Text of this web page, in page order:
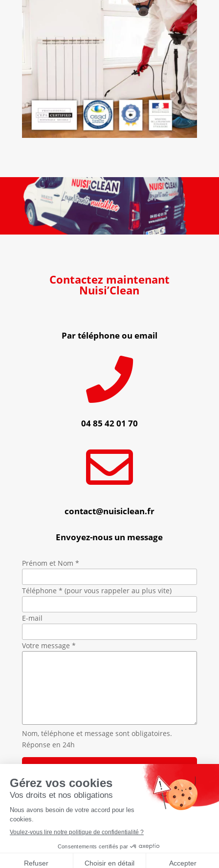
Contactez maintenant
Nuisi’Clean
Par téléphone ou email

04 85 42 01 70

contact@nuisiclean.fr
Envoyez-nous un message
Prénom et Nom *
Téléphone * (pour vous rappeler au plus vite)
E-mail
Votre message *
Nom, téléphone et message sont obligatoires.
Réponse en 24h
» Traitement des punaises de lit en Savoie»
Traitement des punaises de lit à La Trinité
À propos
CGU Cookies Politique de